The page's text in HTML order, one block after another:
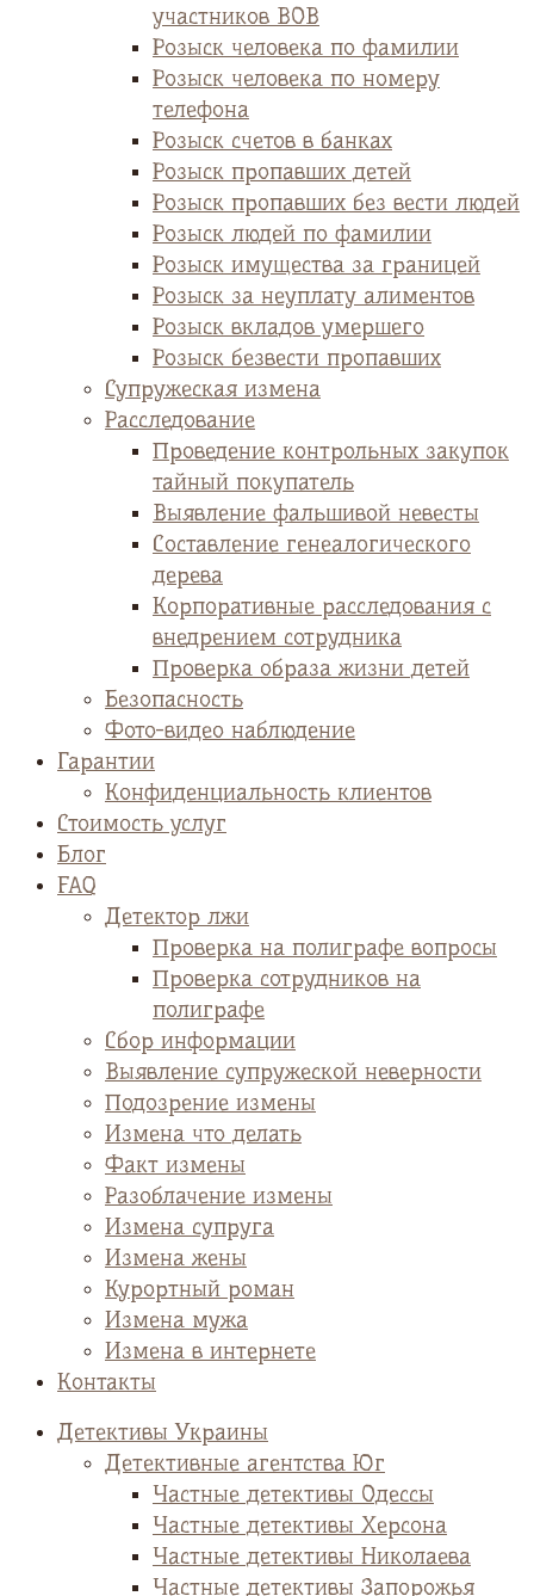
участников ВОВ
Розыск человека по фамилии
Розыск человека по номеру
телефона
Розыск счетов в банках
Розыск пропавших детей
Розыск пропавших без вести людей
Розыск людей по фамилии
Розыск имущества за границей
Розыск за неуплату алиментов
Розыск вкладов умершего
Розыск безвести пропавших
Супружеская измена
Расследование
Проведение контрольных закупок
тайный покупатель
Выявление фальшивой невесты
Cоставление генеалогического
дерева
Корпоративные расследования с
внедрением сотрудника
Проверка образа жизни детей
Безопасность
Фото-видео наблюдение
Гарантии
Конфиденциальность клиентов
Стоимость услуг
Блог
FAQ
Детектор лжи
Проверка на полиграфе вопросы
Проверка сотрудников на
полиграфе
Сбор информации
Выявление супружеской неверности
Подозрение измены
Измена что делать
Факт измены
Разоблачение измены
Измена супруга
Измена жены
Курортный роман
Измена мужа
Измена в интернете
Контакты
Детективы Украины
Детективные агентства Юг
Частные детективы Одессы
Частные детективы Херсона
Частные детективы Николаева
Частные детективы Запорожья